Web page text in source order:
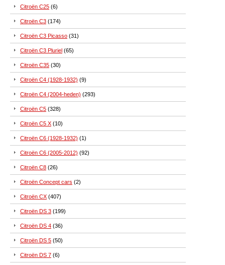
Citroën C25 (6)
Citroën C3 (174)
Citroën C3 Picasso (31)
Citroën C3 Pluriel (65)
Citroën C35 (30)
Citroën C4 (1928-1932) (9)
Citroën C4 (2004-heden) (293)
Citroën C5 (328)
Citroën C5 X (10)
Citroën C6 (1928-1932) (1)
Citroën C6 (2005-2012) (92)
Citroën C8 (26)
Citroën Concept cars (2)
Citroën CX (407)
Citroën DS 3 (199)
Citroën DS 4 (36)
Citroën DS 5 (50)
Citroën DS 7 (6)